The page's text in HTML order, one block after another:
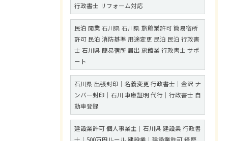
行政書士 リフォーム対応
民泊 開業 石川県 石川県 旅館業許可 簡易宿所
許可 民泊 消防基準 用途変更 民泊 民泊 行政書
士 石川県 簡易宿所 届出 旅館業 行政書士 サポ
ート
石川県 出張封印｜名義変更 行政書士｜金沢 ナ
ンバー封印｜石川 車庫証明 代行｜行政書士 自
動車登録
建設業許可 個人事業主｜石川県 建設業 行政書